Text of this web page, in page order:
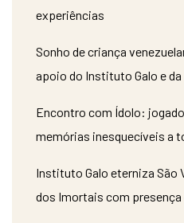
experiências
Sonho de criança
apoio do Instituto Galo e da
Encontro com Ídolo:
memórias inesquecíveis a
Instituto Galo eterniza São
dos Imortais com presença